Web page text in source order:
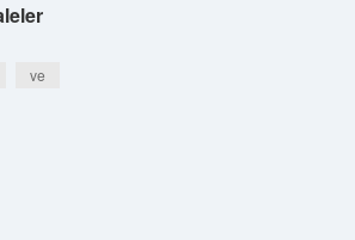
ve